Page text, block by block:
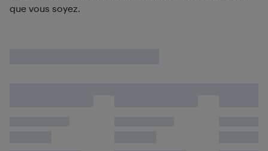
que vous soyez.